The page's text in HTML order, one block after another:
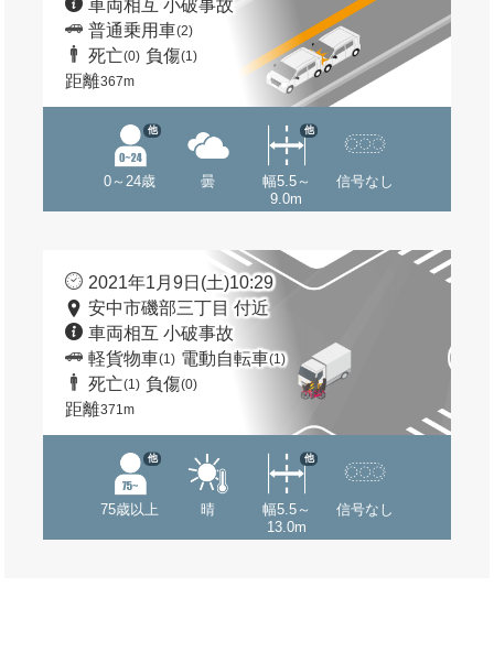
車両相互 小破事故
普通乗用車(2)
死亡(0) 負傷(1)
距離367m
0～24歳
他
曇
幅5.5～
9.0m
他
信号なし
2021年1月9日(土)10:29
安中市磯部三丁目 付近
車両相互 小破事故
軽貨物車(1) 電動自転車(1)
死亡(1) 負傷(0)
距離371m
75歳以上
他
晴
幅5.5～
13.0m
他
信号なし